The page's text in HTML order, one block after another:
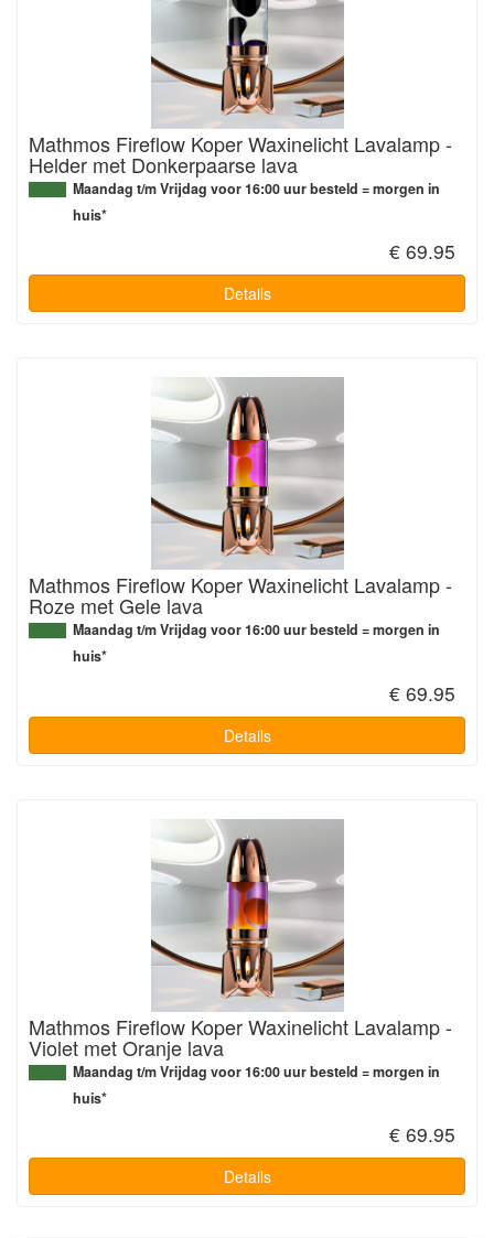
Mathmos Fireflow Koper Waxinelicht Lavalamp -
Helder met Donkerpaarse lava
Maandag t/m Vrijdag voor 16:00 uur besteld = morgen in
huis*
€ 69.95
Details
Mathmos Fireflow Koper Waxinelicht Lavalamp -
Roze met Gele lava
Maandag t/m Vrijdag voor 16:00 uur besteld = morgen in
huis*
€ 69.95
Details
Mathmos Fireflow Koper Waxinelicht Lavalamp -
Violet met Oranje lava
Maandag t/m Vrijdag voor 16:00 uur besteld = morgen in
huis*
€ 69.95
Details